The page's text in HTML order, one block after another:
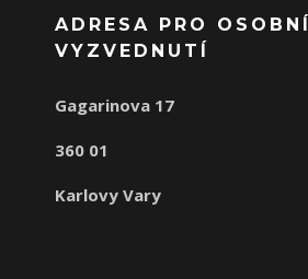
ADRESA PRO OSOBNÍ
VYZVEDNUTÍ
Gagarinova 17
360 01
Karlovy Vary